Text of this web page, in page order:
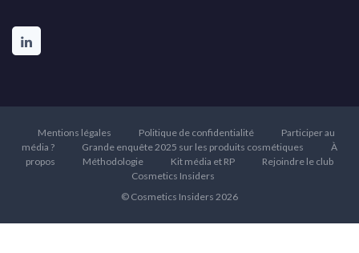
Mentions légales Politique de confidentialité
Participer au
média ?
Grande enquête 2025 sur les produits cosmétiques
À
propos
Méthodologie Kit média et RP
Rejoindre le club
Cosmetics Insiders
© Cosmetics Insiders 2026